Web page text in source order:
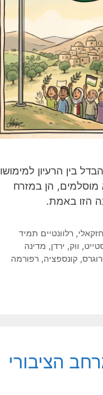
בין הרעיון למימושו
מוסלמים, הן במזרח
הזו באמת.
, רלוונטיים תמיד
, ווק, ירדן, מדינה
, קונספציה, רפורמה
הציבורי